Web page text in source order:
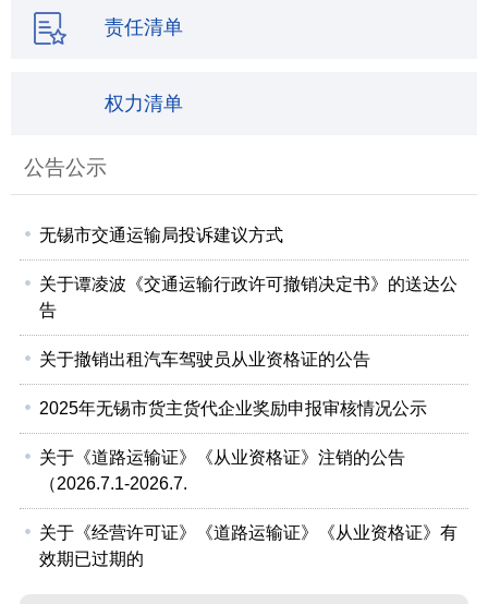
责任清单
权力清单
公告公示
无锡市交通运输局投诉建议方式
关于谭凌波《交通运输行政许可撤销决定书》的送达公
告
关于撤销出租汽车驾驶员从业资格证的公告
2025年无锡市货主货代企业奖励申报审核情况公示
关于《道路运输证》《从业资格证》注销的公告
（2026.7.1-2026.7.
关于《经营许可证》《道路运输证》《从业资格证》有
效期已过期的